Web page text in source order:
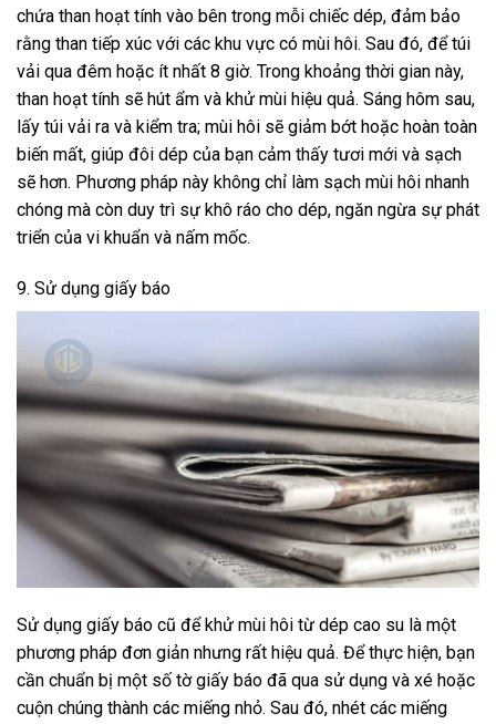
chứa than hoạt tính vào bên trong mỗi chiếc dép, đảm bảo
rằng than tiếp xúc với các khu vực có mùi hôi. Sau đó, để túi
vải qua đêm hoặc ít nhất 8 giờ. Trong khoảng thời gian này,
than hoạt tính sẽ hút ẩm và khử mùi hiệu quả. Sáng hôm sau,
lấy túi vải ra và kiểm tra; mùi hôi sẽ giảm bớt hoặc hoàn toàn
biến mất, giúp đôi dép của bạn cảm thấy tươi mới và sạch
sẽ hơn. Phương pháp này không chỉ làm sạch mùi hôi nhanh
chóng mà còn duy trì sự khô ráo cho dép, ngăn ngừa sự phát
triển của vi khuẩn và nấm mốc.
9. Sử dụng giấy báo
Sử dụng giấy báo cũ để khử mùi hôi từ dép cao su là một
phương pháp đơn giản nhưng rất hiệu quả. Để thực hiện, bạn
cần chuẩn bị một số tờ giấy báo đã qua sử dụng và xé hoặc
cuộn chúng thành các miếng nhỏ. Sau đó, nhét các miếng